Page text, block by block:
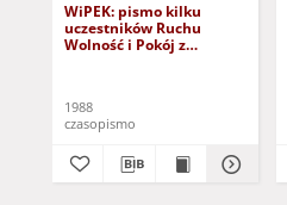
WiPEK: pismo kilku
uczestników Ruchu
Wolność i Pokój z
1988
czasopismo